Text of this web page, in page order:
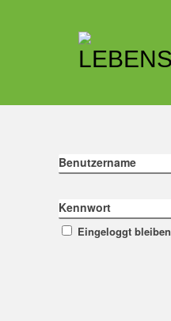
Benutzername
Kennwort
Eingeloggt bleiben